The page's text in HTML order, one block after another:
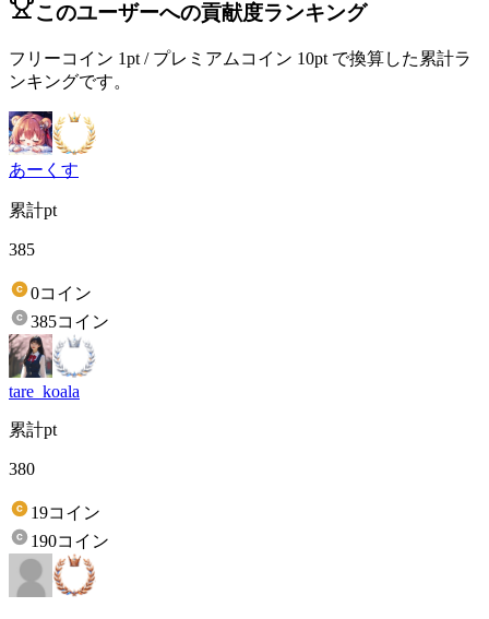
このユーザーへの貢献度ランキング
フリーコイン 1pt / プレミアムコイン 10pt で換算した累計ラ
ンキングです。
あーくす
累計pt
385
0コイン
385コイン
tare_koala
累計pt
380
19コイン
190コイン